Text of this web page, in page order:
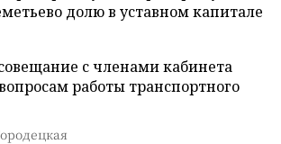
долю в уставном капитале
с членами кабинета
работы транспортного